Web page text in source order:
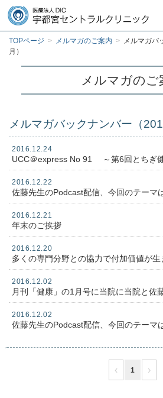
TOPページ > メルマガのご案内 > メルマガバ
月）
メルマガのご
メルマガバックナンバー（
2016.12.24
2016.12.22
2016.12.21
年末のご挨拶
2016.12.20
2016.12.02
2016.12.02
‹ 1 ›